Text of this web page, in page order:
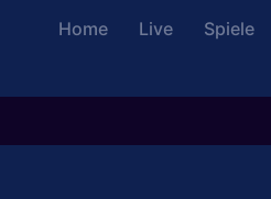
Home Live Spiele